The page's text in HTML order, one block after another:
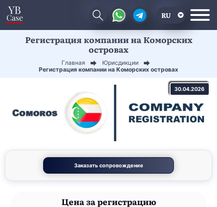
RU
EN
Регистрация компании на Коморских
островах
Главная
Юрисдикции
Регистрация компании на Коморских островах
30.04.2026
Заказать сопровождение
Ценаза регистрацию